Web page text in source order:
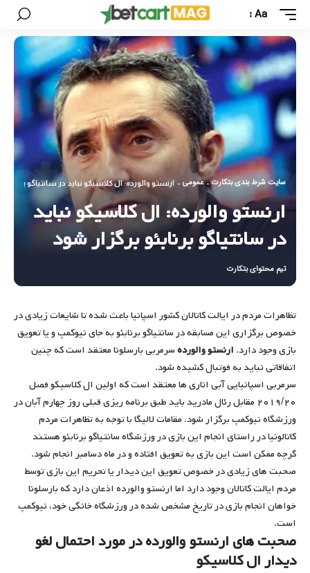
Aa
سایت شرط بندی بتکارت - عمومی - ارنستو والورده: ال کلاسیکو نباید در سانتیاگو برنابئو
ارنستو والورده: ال کلاسیکو نباید
در سانتیاگو برنابئو برگزار شود
تیم محتوای بتکارت
تظاهرات مردم در ایالت کاتالان کشور اسپانیا باعث شده تا شایعات زیادی در
خصوص برگزاری این مسابقه در سانتیاگو برنابئو به جای نیوکمپ و یا تعویق
بازی وجود دارد. ارنستو والوردهسرمربی بارسلونا معتقد است که چنین
اتفاقاتی نباید به فوتبال کشیده شود.
سرمربی اسپانیایی آبی اناری ها معتقد است که اولین ال کلاسیکو فصل
۲۰۱۹/۲۰ مقابل رئال مادرید باید طبق برنامه ریزی قبلی روز چهارم آبان در
ورزشگاه نیوکمپ برگزار شود. مقامات لالیگا با توجه به تظاهرات مردم
کاتالونیا در راستای انجام این بازی در ورزشگاه سانتیاگو برنابئو هستند
گرچه ممکن است این بازی به تعویق افتاده و در ماه دسامبر انجام شود.
صحبت های زیادی در خصوص تعویق این دیدار یا تحریم این بازی توسط
مردم ایالت کاتالان وجود دارد اما ارنستو والورده اذعان دارد که بارسلونا
خواهان انجام بازی در تاریخ مشخص شده در ورزشگاه خانگی خود، نیوکمپ
است.
صحبت های ارنستو والورده در مورد احتمال لغو
دیدار ال کلاسیکو